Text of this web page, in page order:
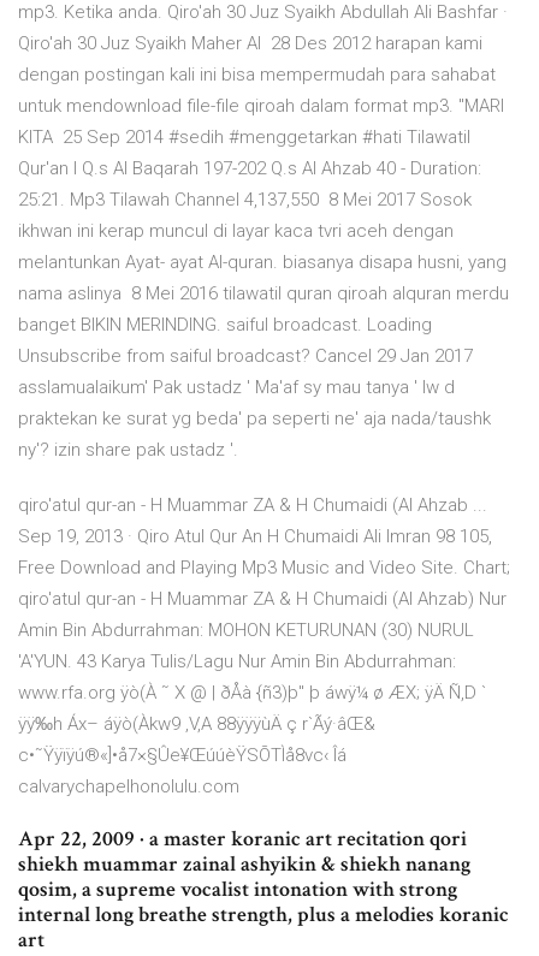
mp3. Ketika anda. Qiro'ah 30 Juz Syaikh Abdullah Ali Bashfar ·
Qiro'ah 30 Juz Syaikh Maher Al 28 Des 2012 harapan kami
dengan postingan kali ini bisa mempermudah para sahabat
untuk mendownload file-file qiroah dalam format mp3. "MARI
KITA 25 Sep 2014 #sedih #menggetarkan #hati Tilawatil
Qur'an I Q.s Al Baqarah 197-202 Q.s Al Ahzab 40 - Duration:
25:21. Mp3 Tilawah Channel 4,137,550 8 Mei 2017 Sosok
ikhwan ini kerap muncul di layar kaca tvri aceh dengan
melantunkan Ayat- ayat Al-quran. biasanya disapa husni, yang
nama aslinya 8 Mei 2016 tilawatil quran qiroah alquran merdu
banget BIKIN MERINDING. saiful broadcast. Loading
Unsubscribe from saiful broadcast? Cancel 29 Jan 2017
asslamualaikum' Pak ustadz ' Ma'af sy mau tanya ' lw d
praktekan ke surat yg beda' pa seperti ne' aja nada/taushk
ny'? izin share pak ustadz '.
qiro'atul qur-an - H Muammar ZA & H Chumaidi (Al Ahzab ...
Sep 19, 2013 · Qiro Atul Qur An H Chumaidi Ali Imran 98 105,
Free Download and Playing Mp3 Music and Video Site. Chart;
qiro'atul qur-an - H Muammar ZA & H Chumaidi (Al Ahzab) Nur
Amin Bin Abdurrahman: MOHON KETURUNAN (30) NURUL
'A'YUN. 43 Karya Tulis/Lagu Nur Amin Bin Abdurrahman:
www.rfa.org ÿò(À ˜ X @ | ðÅà {ñ3)þ" þ áwÿ¼ ø ÆX; ÿÄ Ñ,D `
ÿÿ‰h Áx– áÿò(Àkw9 ‚V,A 88ÿÿÿùÄ ç r`Ãý·âŒ&
c•˜Ÿÿïÿú®«]•å7×§Ûe¥ŒúúèŸSÕTÌå8vc‹ Îá
calvarychapelhonolulu.com
Apr 22, 2009 · a master koranic art recitation qori
shiekh muammar zainal ashyikin & shiekh nanang
qosim, a supreme vocalist intonation with strong
internal long breathe strength, plus a melodies koranic
art